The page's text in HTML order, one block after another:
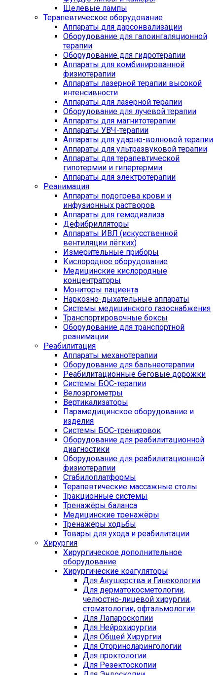
Щелевые лампы
Терапевтическое оборудование
Аппараты для дарсонвализации
Оборудование для галоингаляционной
терапии
Оборудование для гидротерапии
Аппараты для комбинированной
физиотерапии
Аппараты лазерной терапии высокой
интенсивности
Аппараты для лазерной терапии
Оборудование для лучевой терапии
Аппараты для магнитотерапии
Аппараты УВЧ-терапии
Аппараты для ударно-волновой терапии
Аппараты для ультразвуковой терапии
Аппараты для терапевтической
гипотермии и гипертермии
Аппараты для электротерапии
Реанимация
Аппараты подогрева крови и
инфузионных растворов
Аппараты для гемодиализа
Дефибрилляторы
Аппараты ИВЛ (искусственной
вентиляции лёгких)
Измерительные приборы
Кислородное оборудование
Медицинские кислородные
концентраторы
Мониторы пациента
Наркозно-дыхательные аппараты
Системы медицинского газоснабжения
Транспортировочные боксы
Оборудование для транспортной
реанимации
Реабилитация
Аппараты механотерапии
Оборудование для бальнеотерапии
Реабилитационные беговые дорожки
Системы БОС-терапии
Велоэргометры
Вертикализаторы
Парамедицинское оборудование и
изделия
Системы БОС-тренировок
Оборудование для реабилитационной
диагностики
Оборудование для реабилитационной
физиотерапии
Стабилоплатформы
Терапевтические массажные столы
Тракционные системы
Тренажёры баланса
Медицинские тренажёры
Тренажёры ходьбы
Товары для ухода и реабилитации
Хирургия
Хирургическое дополнительное
оборудование
Хирургические коагуляторы
Для Акушерства и Гинекологии
Для дерматокосметологии,
челюстно-лицевой хирургии,
стоматологии, офтальмологии
Для Лапароскопии
Для Нейрохирургии
Для Общей Хирургии
Для Оториноларингологии
Для проктологии
Для Резектоскопии